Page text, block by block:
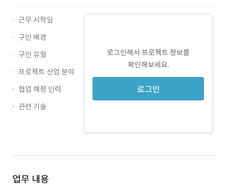
로그인해서 프로젝트 정보를
확인해보세요.
로그인
근무 시작일
구인 배경
구인 유형
프로젝트 산업 분야
협업 예정 인력
관련 기술
업무 내용